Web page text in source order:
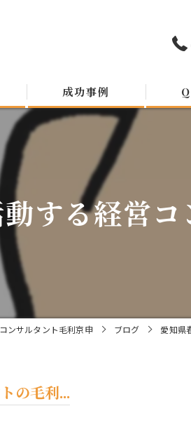
成功事例
する経営
ンサルタント毛利京申 ブログ 愛知県
の毛利...